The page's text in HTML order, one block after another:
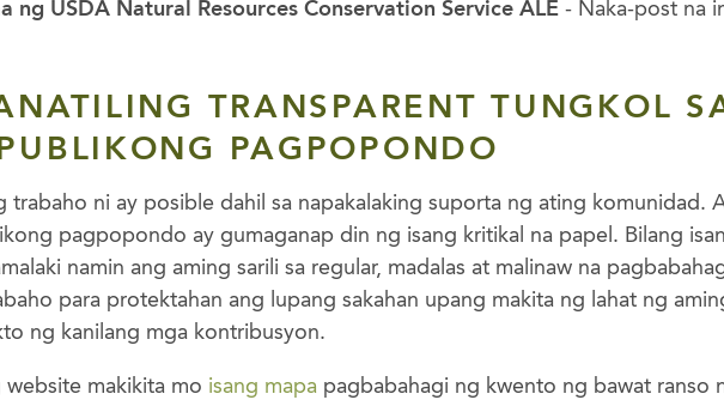
ng USDA Natural Resources Conservation Service ALE - Naka-post na
TRANSPARENT TUNGKOL
PAGPOPONDO
trabaho ni ay posible dahil sa napakalaking suporta ng ating komunidad.
pagpopondo ay gumaganap din ng isang kritikal na papel. Bilang
namin ang aming sarili sa regular, madalas at malinaw na
para protektahan ang lupang sakahan upang makita ng lahat ng
ng kanilang mga kontribusyon.
website makikita mo isang mapa pagbabahagi ng kwento ng bawat ranso